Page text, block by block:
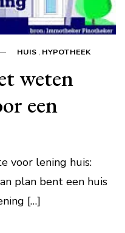
HUIS , HYPOTHEEK
weten
een
voor lening huis:
plan bent een huis
[…]